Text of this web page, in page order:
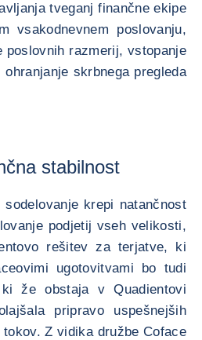
tveganj finančne ekipe
vsakodnevnem poslovanju,
poslovnih razmerij, vstopanje
skrbnega pregleda
stabilnost
krepi natančnost
podjetij vseh velikosti,
rešitev za terjatve, ki
ugotovitvami bo tudi
že obstaja v Quadientovi
pripravo uspešnejših
Z vidika družbe Coface